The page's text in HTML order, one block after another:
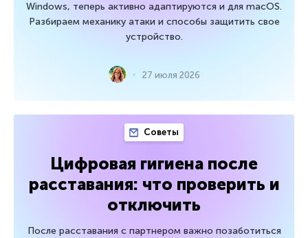
Windows, теперь активно адаптируются и для macOS.
Разбираем механику атаки и способы защитить свое
устройство.
27 июля 2026
Советы
Цифровая гигиена после
расставания: что проверить и
отключить
После расставания с партнером важно позаботиться